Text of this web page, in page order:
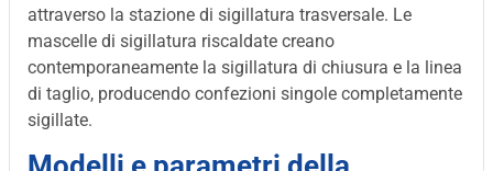
attraverso la stazione di sigillatura trasversale. Le
mascelle di sigillatura riscaldate creano
contemporaneamente la sigillatura di chiusura e la linea
di taglio, producendo confezioni singole completamente
sigillate.